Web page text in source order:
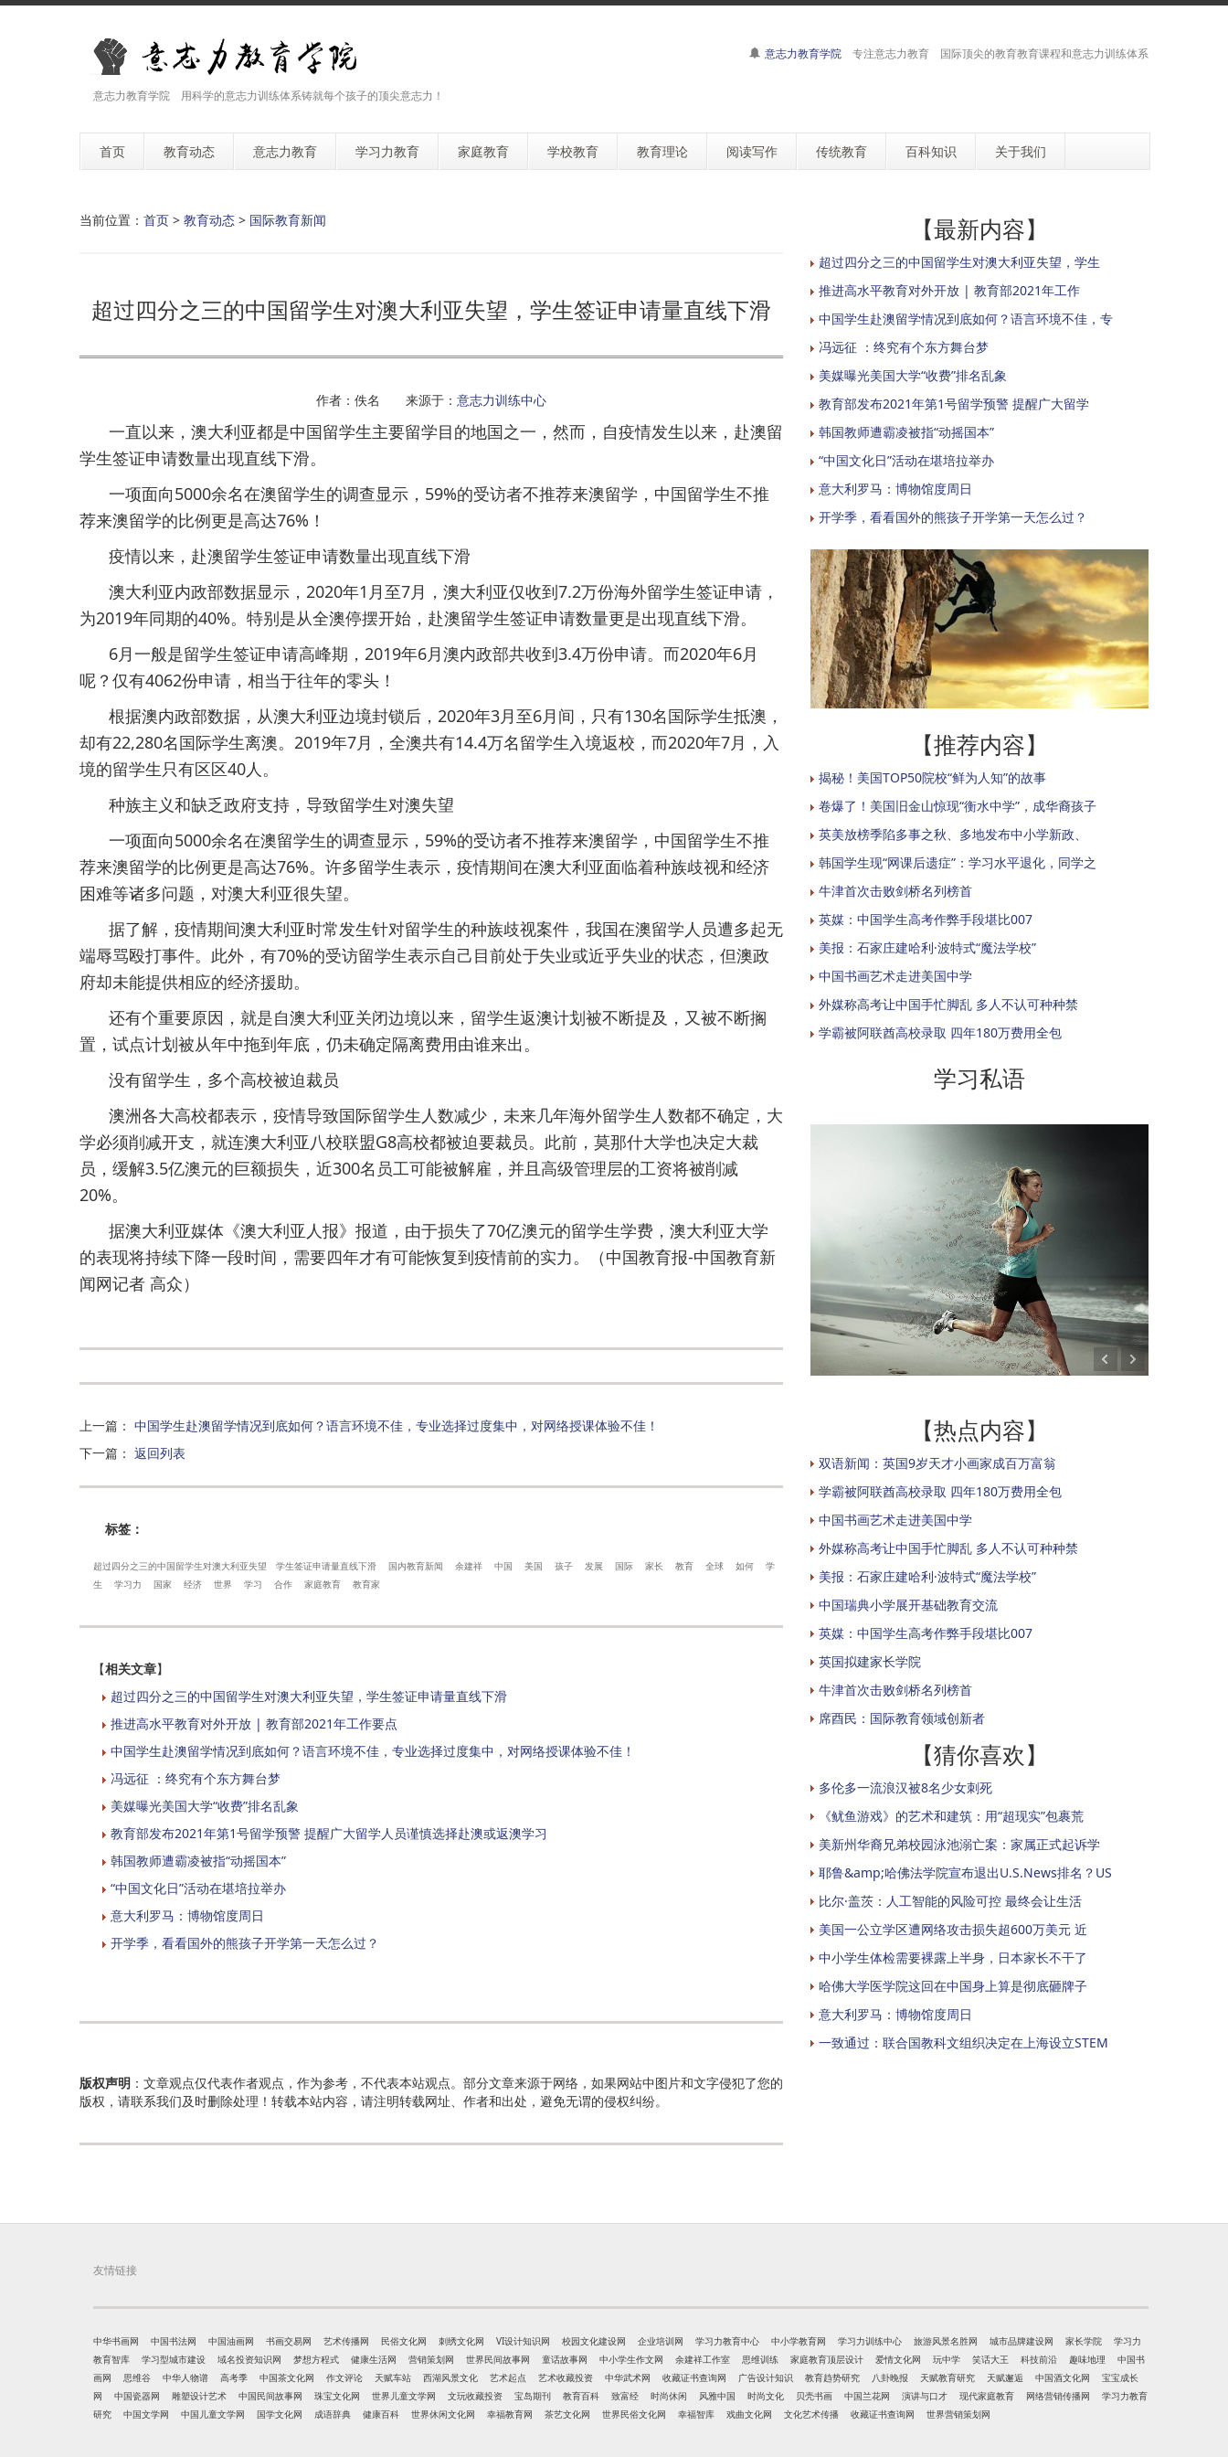
意志力教育学院 用科学的意志力训练体系铸就每个孩子的顶尖意志力！
意志力教育学院 专注意志力教育 国际顶尖的教育教育课程和意志力训练体系
首页 教育动态 意志力教育 学习力教育 家庭教育 学校教育 教育理论 阅读写作 传统教育 百科知识 关于我们
当前位置： 首页 > 教育动态 > 国际教育新闻
超过四分之三的中国留学生对澳大利亚失望，学生签证申请量直线下滑
作者：佚名 来源于： 意志力训练中心
一直以来，澳大利亚都是中国留学生主要留学目的地国之一，然而，自疫情发生以来，赴澳留
学生签证申请数量出现直线下滑。
一项面向5000余名在澳留学生的调查显示，59%的受访者不推荐来澳留学，中国留学生不推
荐来澳留学的比例更是高达76%！
疫情以来，赴澳留学生签证申请数量出现直线下滑
澳大利亚内政部数据显示，2020年1月至7月，澳大利亚仅收到7.2万份海外留学生签证申请，
为2019年同期的40%。特别是从全澳停摆开始，赴澳留学生签证申请数量更是出现直线下滑。
6月一般是留学生签证申请高峰期，2019年6月澳内政部共收到3.4万份申请。而2020年6月
呢？仅有4062份申请，相当于往年的零头！
根据澳内政部数据，从澳大利亚边境封锁后，2020年3月至6月间，只有130名国际学生抵澳，
却有22,280名国际学生离澳。2019年7月，全澳共有14.4万名留学生入境返校，而2020年7月，入
境的留学生只有区区40人。
种族主义和缺乏政府支持，导致留学生对澳失望
一项面向5000余名在澳留学生的调查显示，59%的受访者不推荐来澳留学，中国留学生不推
荐来澳留学的比例更是高达76%。许多留学生表示，疫情期间在澳大利亚面临着种族歧视和经济
困难等诸多问题，对澳大利亚很失望。
据了解，疫情期间澳大利亚时常发生针对留学生的种族歧视案件，我国在澳留学人员遭多起无
端辱骂殴打事件。此外，有70%的受访留学生表示自己目前处于失业或近乎失业的状态，但澳政
府却未能提供相应的经济援助。
还有个重要原因，就是自澳大利亚关闭边境以来，留学生返澳计划被不断提及，又被不断搁
置，试点计划被从年中拖到年底，仍未确定隔离费用由谁来出。
没有留学生，多个高校被迫裁员
澳洲各大高校都表示，疫情导致国际留学生人数减少，未来几年海外留学生人数都不确定，大
学必须削减开支，就连澳大利亚八校联盟G8高校都被迫要裁员。此前，莫那什大学也决定大裁
员，缓解3.5亿澳元的巨额损失，近300名员工可能被解雇，并且高级管理层的工资将被削减
20%。
据澳大利亚媒体《澳大利亚人报》报道，由于损失了70亿澳元的留学生学费，澳大利亚大学
的表现将持续下降一段时间，需要四年才有可能恢复到疫情前的实力。（中国教育报-中国教育新
闻网记者 高众）
上一篇 ： 中国学生赴澳留学情况到底如何？语言环境不佳，专业选择过度集中，对网络授课体验不佳！
下一篇 ： 返回列表
标签：
超过四分之三的中国留学生对澳大利亚失望 学生签证申请量直线下滑 国内教育新闻 余建祥 中国 美国 孩子 发展 国际 家长 教育 全球 如何
学
生
学习力 国家 经济 世界 学习 合作 家庭教育 教育家
【相关文章】
超过四分之三的中国留学生对澳大利亚失望，学生签证申请量直线下滑
推进高水平教育对外开放 | 教育部2021年工作要点
中国学生赴澳留学情况到底如何？语言环境不佳，专业选择过度集中，对网络授课体验不佳！
冯远征 ：终究有个东方舞台梦
美媒曝光美国大学“收费”排名乱象
教育部发布2021年第1号留学预警 提醒广大留学人员谨慎选择赴澳或返澳学习
韩国教师遭霸凌被指“动摇国本”
“中国文化日”活动在堪培拉举办
意大利罗马：博物馆度周日
开学季，看看国外的熊孩子开学第一天怎么过？
版权声明 ：文章观点仅代表作者观点，作为参考，不代表本站观点。部分文章来源于网络，如果网站中图片和文字侵犯了您的
版权，请联系我们及时删除处理！转载本站内容，请注明转载网址、作者和出处，避免无谓的侵权纠纷。
【最新内容】
超过四分之三的中国留学生对澳大利亚失望，学生
推进高水平教育对外开放 | 教育部2021年工作
中国学生赴澳留学情况到底如何？语言环境不佳，专
冯远征 ：终究有个东方舞台梦
美媒曝光美国大学“收费”排名乱象
教育部发布2021年第1号留学预警 提醒广大留学
韩国教师遭霸凌被指“动摇国本”
“中国文化日”活动在堪培拉举办
意大利罗马：博物馆度周日
开学季，看看国外的熊孩子开学第一天怎么过？
【推荐内容】
揭秘！美国TOP50院校“鲜为人知”的故事
卷爆了！美国旧金山惊现“衡水中学”，成华裔孩子
英美放榜季陷多事之秋、多地发布中小学新政、
韩国学生现“网课后遗症”：学习水平退化，同学之
牛津首次击败剑桥名列榜首
英媒：中国学生高考作弊手段堪比007
美报：石家庄建哈利·波特式“魔法学校”
中国书画艺术走进美国中学
外媒称高考让中国手忙脚乱 多人不认可种种禁
学霸被阿联酋高校录取 四年180万费用全包
学习私语
【热点内容】
双语新闻：英国9岁天才小画家成百万富翁
学霸被阿联酋高校录取 四年180万费用全包
中国书画艺术走进美国中学
外媒称高考让中国手忙脚乱 多人不认可种种禁
美报：石家庄建哈利·波特式“魔法学校”
中国瑞典小学展开基础教育交流
英媒：中国学生高考作弊手段堪比007
英国拟建家长学院
牛津首次击败剑桥名列榜首
席酉民：国际教育领域创新者
【猜你喜欢】
多伦多一流浪汉被8名少女刺死
《鱿鱼游戏》的艺术和建筑：用“超现实”包裹荒
美新州华裔兄弟校园泳池溺亡案：家属正式起诉学
耶鲁&amp;哈佛法学院宣布退出U.S.News排名？US
比尔·盖茨：人工智能的风险可控 最终会让生活
美国一公立学区遭网络攻击损失超600万美元 近
中小学生体检需要裸露上半身，日本家长不干了
哈佛大学医学院这回在中国身上算是彻底砸牌子
意大利罗马：博物馆度周日
一致通过：联合国教科文组织决定在上海设立STEM
友情链接
中华书画网 中国书法网 中国油画网 书画交易网 艺术传播网 民俗文化网 刺绣文化网 VI设计知识网 校园文化建设网 企业培训网 学习力教育中心 中小学教育网 学习力训练中心 旅游风景名胜网 城市品牌建设网 家长学院
学习力
教育智库
学习型城市建设 域名投资知识网 梦想方程式 健康生活网 营销策划网 世界民间故事网 童话故事网 中小学生作文网 余建祥工作室 思维训练 家庭教育顶层设计 爱情文化网 玩中学 笑话大王 科技前沿 趣味地理
中国书
画网
思维谷 中华人物谱 高考季 中国茶文化网 作文评论 天赋车站 西湖风景文化 艺术起点 艺术收藏投资 中华武术网 收藏证书查询网 广告设计知识 教育趋势研究 八卦晚报 天赋教育研究 天赋邂逅 中国酒文化网
宝宝成长
网
中国瓷器网 雕塑设计艺术 中国民间故事网 珠宝文化网 世界儿童文学网 文玩收藏投资 宝岛期刊 教育百科 致富经 时尚休闲 风雅中国 时尚文化 贝壳书画 中国兰花网 演讲与口才 现代家庭教育 网络营销传播网
学习力教育
研究
中国文学网 中国儿童文学网 国学文化网 成语辞典 健康百科 世界休闲文化网 幸福教育网 茶艺文化网 世界民俗文化网 幸福智库 戏曲文化网 文化艺术传播 收藏证书查询网 世界营销策划网